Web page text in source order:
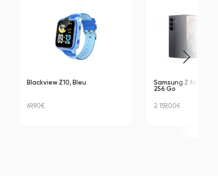
Blackview Z10, Bleu
69,90€
Samsung Z fold 8
256 Go
2 159,00€